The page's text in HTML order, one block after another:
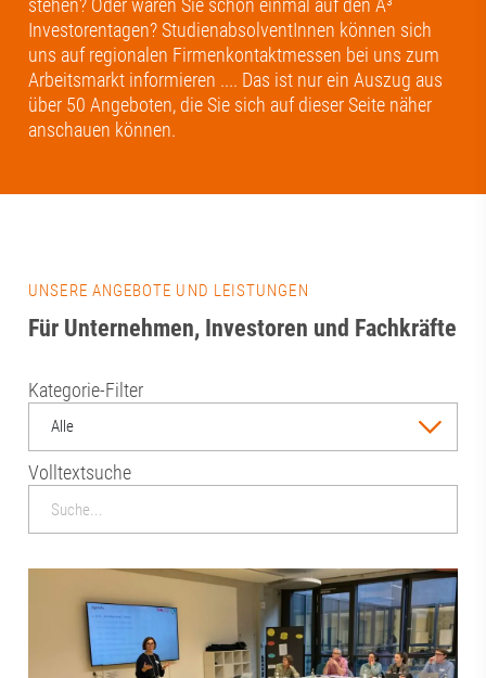
stehen? Oder waren Sie schon einmal auf den A³
Investorentagen? StudienabsolventInnen können sich
uns auf regionalen Firmenkontaktmessen bei uns zum
Arbeitsmarkt informieren .... Das ist nur ein Auszug aus
über 50 Angeboten, die Sie sich auf dieser Seite näher
anschauen können.
UNSERE ANGEBOTE UND LEISTUNGEN
Für Unternehmen, Investoren und Fachkräfte
Kategorie-Filter
Alle
Volltextsuche